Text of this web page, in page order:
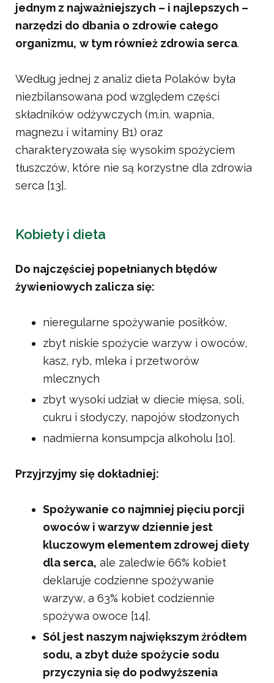
jednym z najważniejszych – i najlepszych –
narzędzi do dbania o zdrowie całego
organizmu, w tym również zdrowia serca.
Według jednej z analiz dieta Polaków była
niezbilansowana pod względem części
składników odżywczych (m.in. wapnia,
magnezu i witaminy B1) oraz
charakteryzowała się wysokim spożyciem
tłuszczów, które nie są korzystne dla zdrowia
serca [13].
Kobiety i dieta
Do najczęściej popełnianych błędów
żywieniowych zalicza się:
nieregularne spożywanie posiłków,
zbyt niskie spożycie warzyw i owoców,
kasz, ryb, mleka i przetworów
mlecznych
zbyt wysoki udział w diecie mięsa, soli,
cukru i słodyczy, napojów słodzonych
nadmierna konsumpcja alkoholu [10].
Przyjrzyjmy się dokładniej:
Spożywanie co najmniej pięciu porcji
owoców i warzyw dziennie jest
kluczowym elementem zdrowej diety
dla serca, ale zaledwie 66% kobiet
deklaruje codzienne spożywanie
warzyw, a 63% kobiet codziennie
spożywa owoce [14].
Sól jest naszym największym źródłem
sodu, a zbyt duże spożycie sodu
przyczynia się do podwyższenia